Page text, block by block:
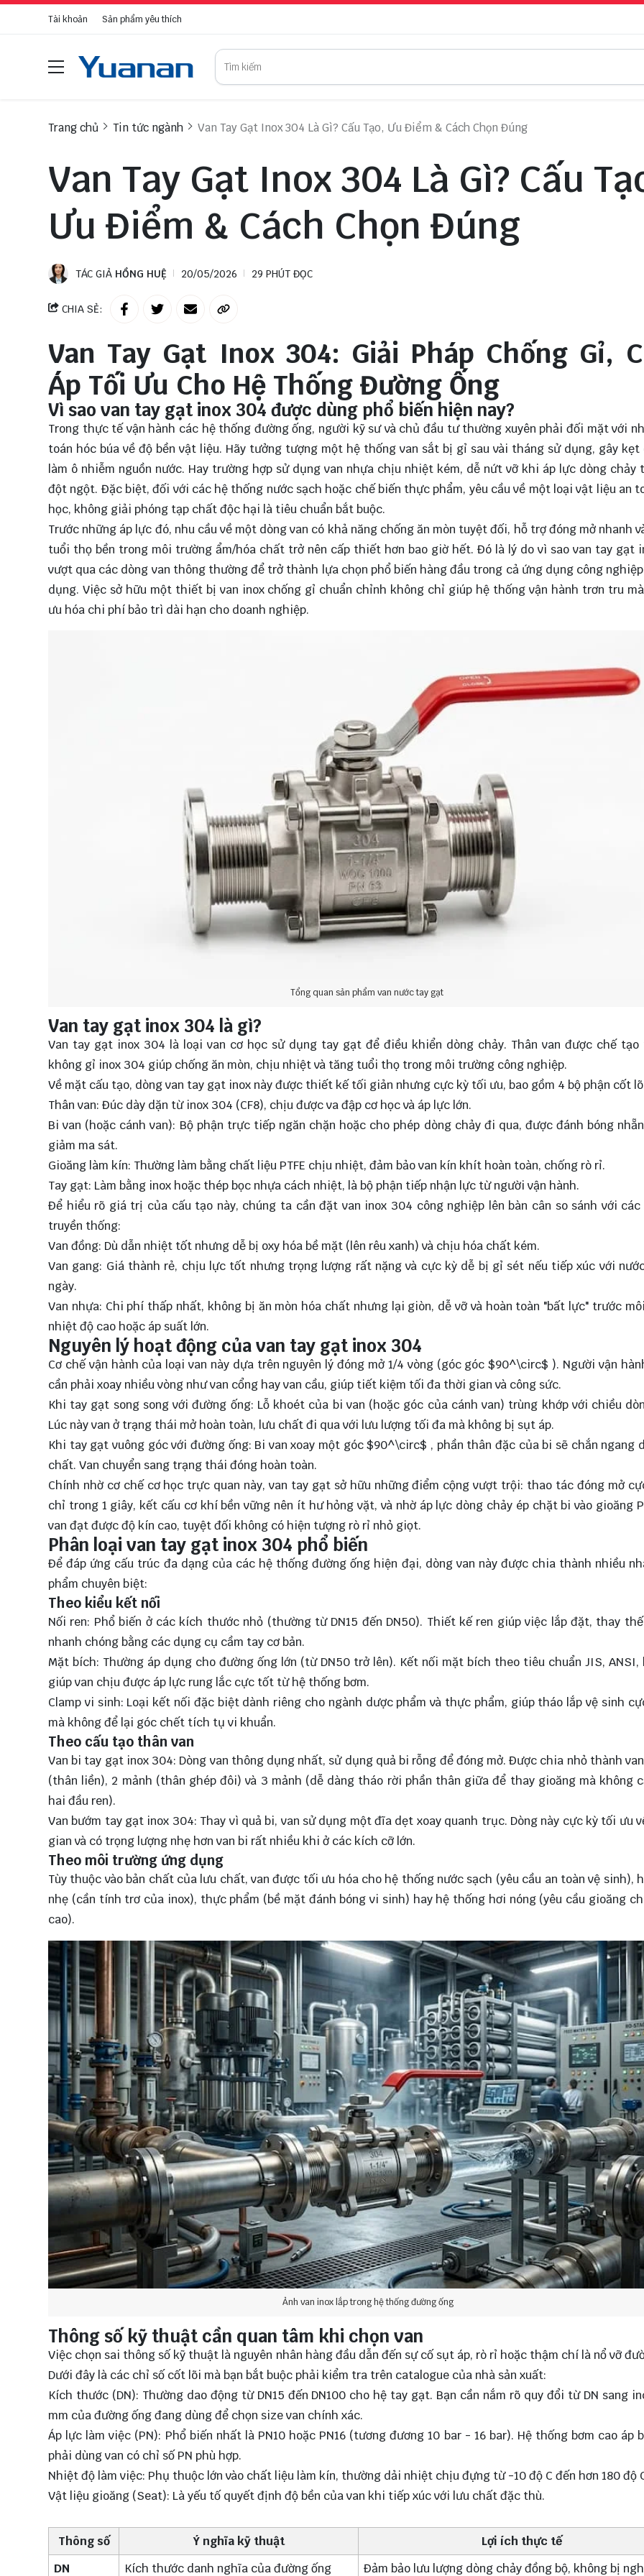
Tài khoản Sản phẩm yêu thích
Trang chủ Tin tức ngành Van Tay Gạt Inox 304 Là Gì? Cấu Tạo, Ưu Điểm & Cách Chọn Đúng
Van Tay Gạt Inox 304 Là Gì? Cấu
Ưu Điểm & Cách Chọn Đúng
TÁC GIẢ HỒNG HUỆ 20/05/2026 29 PHÚT ĐỌC
CHIA SẺ:
Van Tay Gạt Inox 304: Giải Pháp Chống Gỉ,
Áp Tối Ưu Cho Hệ Thống Đường Ống
Vì sao van tay gạt inox 304 được dùng phổ biến hiện nay?
Trong thực tế vận hành các hệ thống đường ống, người kỹ sư và chủ đầu tư thường xuyên phải đối mặt với
toán hóc búa về độ bền vật liệu. Hãy tưởng tượng một hệ thống van sắt bị gỉ sau vài tháng sử dụng, gây kẹt
làm ô nhiễm nguồn nước. Hay trường hợp sử dụng van nhựa chịu nhiệt kém, dễ nứt vỡ khi áp lực dòng chảy
đột ngột. Đặc biệt, đối với các hệ thống nước sạch hoặc chế biến thực phẩm, yêu cầu về một loại vật liệu an
học, không giải phóng tạp chất độc hại là tiêu chuẩn bắt buộc.
Trước những áp lực đó, nhu cầu về một dòng van có khả năng chống ăn mòn tuyệt đối, hỗ trợ đóng mở nhanh
tuổi thọ bền trong môi trường ẩm/hóa chất trở nên cấp thiết hơn bao giờ hết. Đó là lý do vì sao van tay gạt
vượt qua các dòng van thông thường để trở thành lựa chọn phổ biến hàng đầu trong cả ứng dụng công
dụng. Việc sở hữu một thiết bị van inoxchống gỉ chuẩn chỉnh không chỉ giúp hệ thống vận hành trơn tru
ưu hóa chi phí bảo trì dài hạn cho doanh nghiệp.
Tổng quan sản phẩm van nước tay gạt
Van tay gạt inox 304 là gì?
Van tay gạt inox 304 là loại van cơ học sử dụng tay gạt để điều khiển dòng chảy. Thân van được chế
không gỉ inox 304 giúp chống ăn mòn, chịu nhiệt và tăng tuổi thọ trong môi trường công nghiệp.
Về mặt cấu tạo, dòng van tay gạt inox này được thiết kế tối giản nhưng cực kỳ tối ưu, bao gồm 4 bộ phận cốt
Thân van: Đúc dày dặn từ inox 304 (CF8), chịu được va đập cơ học và áp lực lớn.
Bi van (hoặc cánh van): Bộ phận trực tiếp ngăn chặn hoặc cho phép dòng chảy đi qua, được đánh bóng
giảm ma sát.
Gioăng làm kín: Thường làm bằng chất liệu PTFE chịu nhiệt, đảm bảo van kín khít hoàn toàn, chống rò rỉ.
Tay gạt: Làm bằng inox hoặc thép bọc nhựa cách nhiệt, là bộ phận tiếp nhận lực từ người vận hành.
Để hiểu rõ giá trị của cấu tạo này, chúng ta cần đặt van inox 304 công nghiệp lên bàn cân so sánh với
truyền thống:
Van đồng: Dù dẫn nhiệt tốt nhưng dễ bị oxy hóa bề mặt (lên rêu xanh) và chịu hóa chất kém.
Van gang: Giá thành rẻ, chịu lực tốt nhưng trọng lượng rất nặng và cực kỳ dễ bị gỉ sét nếu tiếp xúc với
ngày.
Van nhựa: Chi phí thấp nhất, không bị ăn mòn hóa chất nhưng lại giòn, dễ vỡ và hoàn toàn "bất lực" trước
nhiệt độ cao hoặc áp suất lớn.
Nguyên lý hoạt động của van tay gạt inox 304
Cơ chế vận hành của loại van này dựa trên nguyên lý đóng mở 1/4 vòng (góc góc$90^\circ$ ). Người vận
cần phải xoay nhiều vòng như van cổng hay van cầu, giúp tiết kiệm tối đa thời gian và công sức.
Khi tay gạt song song với đường ống: Lỗ khoét của bi van (hoặc góc của cánh van) trùng khớp với chiều
Lúc này van ở trạng thái mở hoàn toàn, lưu chất đi qua với lưu lượng tối đa mà không bị sụt áp.
Khi tay gạt vuông góc với đường ống: Bi van xoay một góc$90^\circ$ , phần thân đặc của bi sẽ chắn ngang
chất. Van chuyển sang trạng thái đóng hoàn toàn.
Chính nhờ cơ chế cơ học trực quan này, van tay gạt sở hữu những điểm cộng vượt trội: thao tác đóng mở
chỉ trong 1 giây, kết cấu cơ khí bền vững nên ít hư hỏng vặt, và nhờ áp lực dòng chảy ép chặt bi vào gioăng
van đạt được độ kín cao, tuyệt đối không có hiện tượng rò rỉ nhỏ giọt.
Phân loại van tay gạt inox 304 phổ biến
Để đáp ứng cấu trúc đa dạng của các hệ thống đường ống hiện đại, dòng van này được chia thành nhiều
phẩm chuyên biệt:
Theo kiểu kết nối
Nối ren: Phổ biến ở các kích thước nhỏ (thường từ DN15 đến DN50). Thiết kế ren giúp việc lắp đặt, thay
nhanh chóng bằng các dụng cụ cầm tay cơ bản.
Mặt bích: Thường áp dụng cho đường ống lớn (từ DN50 trở lên). Kết nối mặt bích theo tiêu chuẩn JIS, ANSI,
giúp van chịu được áp lực rung lắc cực tốt từ hệ thống bơm.
Clamp vi sinh: Loại kết nối đặc biệt dành riêng cho ngành dược phẩm và thực phẩm, giúp tháo lắp vệ sinh
mà không để lại góc chết tích tụ vi khuẩn.
Theo cấu tạo thân van
Van bi tay gạt inox 304: Dòng van thông dụng nhất, sử dụng quả bi rỗng để đóng mở. Được chia nhỏ thành van
(thân liền), 2 mảnh (thân ghép đôi) và 3 mảnh (dễ dàng tháo rời phần thân giữa để thay gioăng mà không
hai đầu ren).
Van bướm tay gạt inox 304: Thay vì quả bi, van sử dụng một đĩa dẹt xoay quanh trục. Dòng này cực kỳ tối ưu
gian và có trọng lượng nhẹ hơn van bi rất nhiều khi ở các kích cỡ lớn.
Theo môi trường ứng dụng
Tùy thuộc vào bản chất của lưu chất, van được tối ưu hóa cho hệ thống nước sạch (yêu cầu an toàn vệ sinh),
nhẹ (cần tính trơ của inox), thực phẩm (bề mặt đánh bóng vi sinh) hay hệ thống hơi nóng (yêu cầu gioăng
cao).
Ảnh van inox lắp trong hệ thống đường ống
Thông số kỹ thuật cần quan tâm khi chọn van
Việc chọn sai thông số kỹ thuật là nguyên nhân hàng đầu dẫn đến sự cố sụt áp, rò rỉ hoặc thậm chí là nổ vỡ
Dưới đây là các chỉ số cốt lõi mà bạn bắt buộc phải kiểm tra trên catalogue của nhà sản xuất:
Kích thước (DN): Thường dao động từ DN15 đến DN100 cho hệ tay gạt. Bạn cần nắm rõ quy đổi từ DN sang
mm của đường ống đang dùng để chọn size van chính xác.
Áp lực làm việc (PN): Phổ biến nhất là PN10 hoặc PN16 (tương đương 10 bar - 16 bar). Hệ thống bơm cao áp
phải dùng van có chỉ số PN phù hợp.
Nhiệt độ làm việc: Phụ thuộc lớn vào chất liệu làm kín, thường dải nhiệt chịu đựng từ -10 độ C đến hơn 180 độ
Vật liệu gioăng (Seat): Là yếu tố quyết định độ bền của van khi tiếp xúc với lưu chất đặc thù.
Thông số Ý nghĩa kỹ thuật
Lợi ích thực tế
DN
Kích thước danh nghĩa của đường ống Đảm bảo lưu lượng dòng chảy đồng bộ, không bị